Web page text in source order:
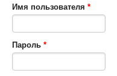
Имя пользователя *
Пароль *